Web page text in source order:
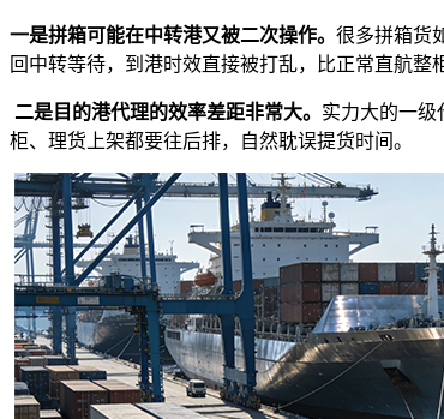
一是拼箱可能在中转港又被二次操作。 很多拼箱货
回中转等待，到港时效直接被打乱，比正常直航整
二是目的港代理的效率差距非常大。 实力大的一级
柜、理货上架都要往后排，自然耽误提货时间。